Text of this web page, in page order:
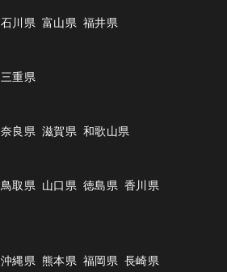
石川県 富山県 福井県
三重県
奈良県 滋賀県 和歌山県
鳥取県 山口県 徳島県 香川県
沖縄県 熊本県 福岡県 長崎県